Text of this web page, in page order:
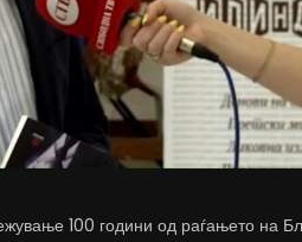
100 години од раѓањето на